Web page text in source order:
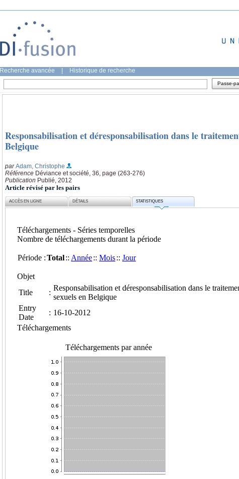
Recherche avancée Historique de recherche
Passe-
Responsabilisation et déresponsabilisation dans le
Belgique
parAdam, Christophe
Référence Déviance et société, 36, page (263-276)
Publication Publié, 2012
Article révisé par les pairs
ACCÈS EN LIGNE DÉTAILS STATISTIQUES